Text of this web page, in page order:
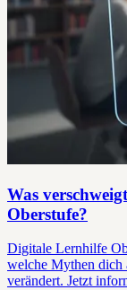
Was
Oberstufe?
Digitale Lernhilfe
welche Mythen dich
verändert. Jetzt